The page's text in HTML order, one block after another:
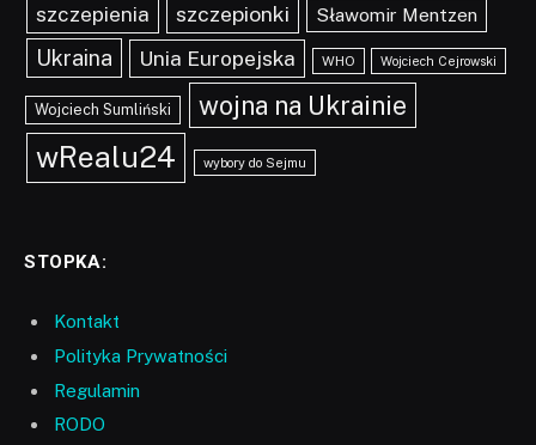
szczepienia szczepionki Sławomir Mentzen
Ukraina Unia Europejska WHO Wojciech Cejrowski
Wojciech Sumliński wojna na Ukrainie
wRealu24 wybory do Sejmu
STOPKA:
Kontakt
Polityka Prywatności
Regulamin
RODO